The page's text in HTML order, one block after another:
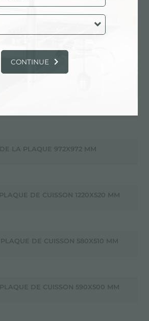
LA PLAQUE 925X368 MM
LA PLAQUE 972X972 MM
DE CUISSON 1220X520 MM
DE CUISSON 580X510 MM
DE CUISSON 590X500 MM
CONTINUE